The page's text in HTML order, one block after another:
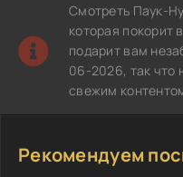
Смотреть Паук-
которая покорит
подарит вам
06-2026, так что
свежим
Рекомендуем